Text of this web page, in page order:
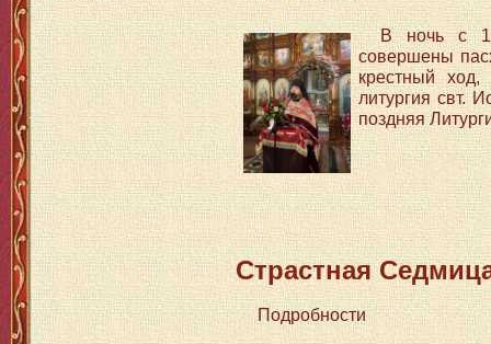
В ночь с
совершены
крестный ход,
литургия свт.
поздняя
Страстная
Подробности